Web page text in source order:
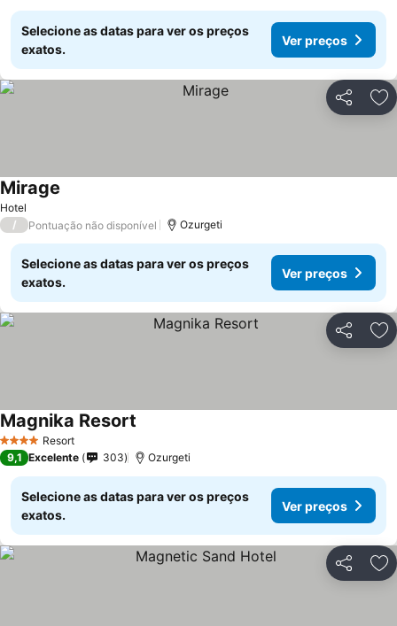
Selecione as datas para ver os preços
exatos.
Ver preços
Partilhar
Hotel
Mirage
/ Pontuação não disponível Ozurgeti
Selecione as datas para ver os preços
exatos.
Ver preços
Partilhar
4 EstrelasResort
Magnika Resort
9,1 Excelente 303 Ozurgeti
Selecione as datas para ver os preços
exatos.
Ver preços
Partilhar